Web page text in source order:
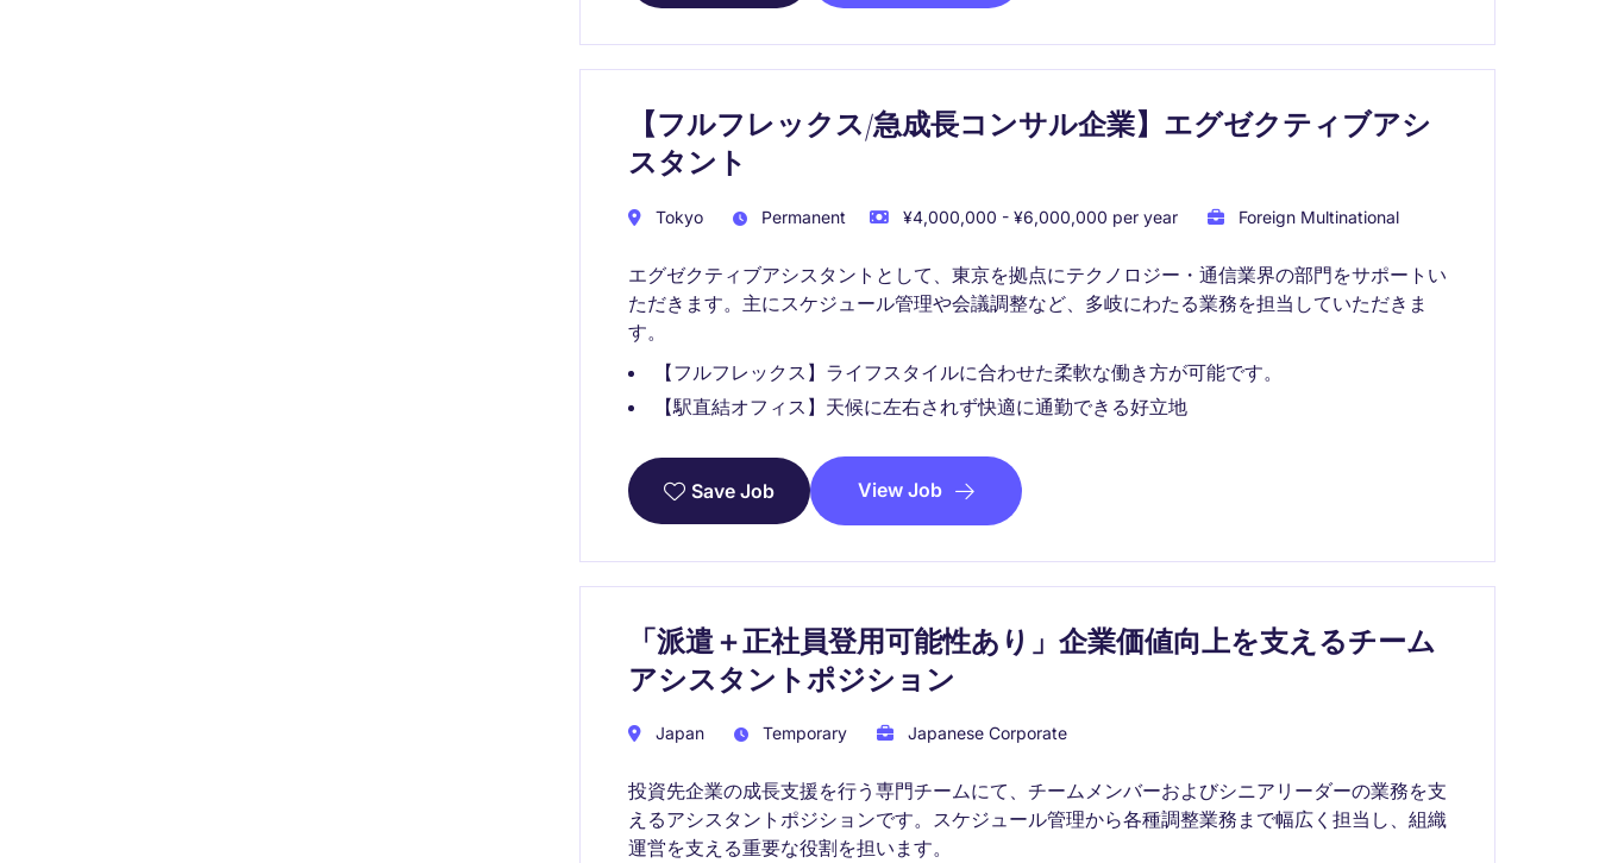
【フルフレックス/急成長コンサル企業】エグゼクティブアシ
スタント
Tokyo Permanent ¥4,000,000 - ¥6,000,000 per year Foreign Multinational
エグゼクティブアシスタントとして、東京を拠点にテクノロジー・通信業界の部門をサポートい
ただきます。主にスケジュール管理や会議調整など、多岐にわたる業務を担当していただきま
す。
【フルフレックス】ライフスタイルに合わせた柔軟な働き方が可能です。
【駅直結オフィス】天候に左右されず快適に通勤できる好立地
Save Job View Job
「派遣＋正社員登用可能性あり」企業価値向上を支えるチーム
アシスタントポジション
Japan Temporary Japanese Corporate
投資先企業の成長支援を行う専門チームにて、チームメンバーおよびシニアリーダーの業務を支
えるアシスタントポジションです。スケジュール管理から各種調整業務まで幅広く担当し、組織
運営を支える重要な役割を担います。